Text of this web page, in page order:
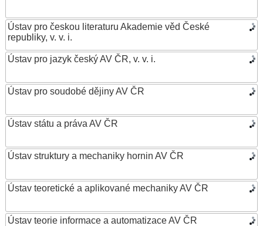
Ústav pro českou literaturu Akademie věd České
republiky, v. v. i.
Ústav pro jazyk český AV ČR, v. v. i.
Ústav pro soudobé dějiny AV ČR
Ústav státu a práva AV ČR
Ústav struktury a mechaniky hornin AV ČR
Ústav teoretické a aplikované mechaniky AV ČR
Ústav teorie informace a automatizace AV ČR